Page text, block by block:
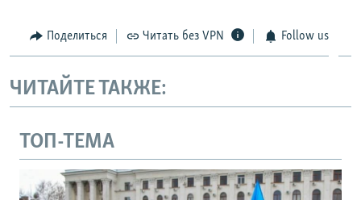
Поделиться Читать без VPN Follow us
ЧИТАЙТЕ ТАКЖЕ:
ТОП-ТЕМА